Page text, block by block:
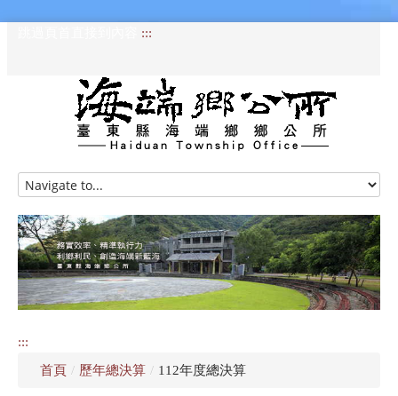
:::
HOME
訊息專區
認識海端
公所介紹
:::
首頁 / 歷年總決算 / 112年度總決算